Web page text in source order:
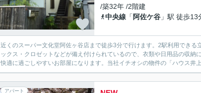
/築32年 /2階建
中央線 「 阿佐ケ谷 」駅 徒歩13
近くのスーパー文化堂阿佐ヶ谷店まで徒歩3分で行けます。2駅利用でき
ックス・クロゼットなどが備え付けられているので、衣類や日用品の収納
快適に過ごしやすいお部屋になります。当社イチオシの物件の「ハウス井
アパート